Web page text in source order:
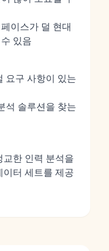
이스가 덜 현대
있음
요구 사항이 있는
석 솔루션을 찾는
한 인력 분석을
터 세트를 제공